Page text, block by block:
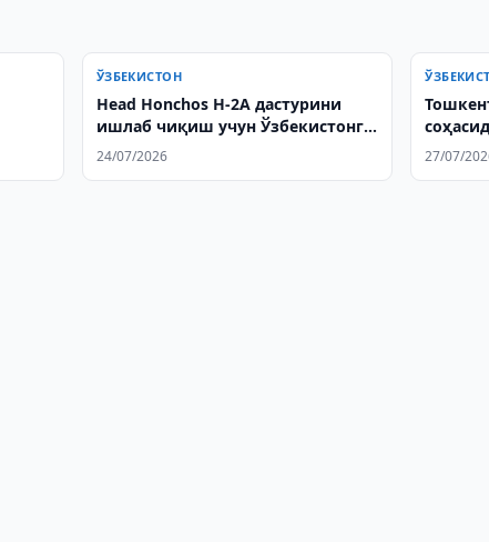
ЎЗБЕКИСТОН
Head Honchos H-2А дастурини
ишлаб чиқиш учун Ўзбекистонга
ташриф буюради
24/07/2026 27/07/